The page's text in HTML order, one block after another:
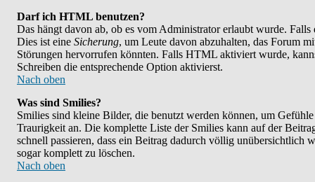
Darf ich HTML benutzen?
Das hängt davon ab, ob es vom Administrator erlaubt wurde.
Dies ist eine Sicherung, um Leute davon abzuhalten, das Forum
Störungen hervorrufen könnten. Falls HTML aktiviert wurde,
Schreiben die entsprechende Option aktivierst.
Nach oben
Was sind Smilies?
Smilies sind kleine Bilder, die benutzt werden können, um
Traurigkeit an. Die komplette Liste der Smilies kann auf der
schnell passieren, dass ein Beitrag dadurch völlig unübersichtlich
sogar komplett zu löschen.
Nach oben